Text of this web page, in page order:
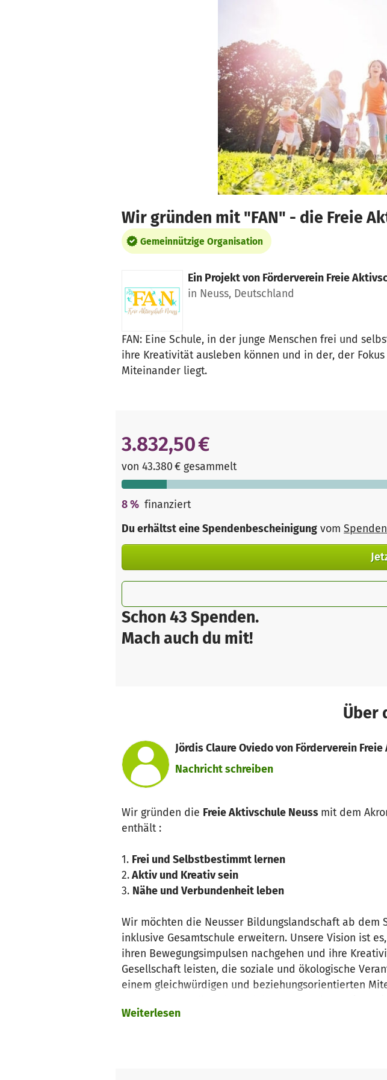
Wir gründen mit "FAN" - die Freie
Gemeinnützige Organisation
Ein Projekt von Förderverein Freie
in Neuss, Deutschland
FAN: Eine Schule, in der junge Menschen frei und
ihre Kreativität ausleben können und in der, der
Miteinander liegt.
Schon 43 Spenden.
Mach auch du mit!
3.832,50 €
von 43.380 € gesammelt
8% finanziert
Du erhältst eine Spendenbescheinigung vom
Über
Jördis Claure Oviedo von Förderverein
Nachricht schreiben
Wir gründen die Freie Aktivschule Neuss mit dem
enthält :
1. Frei und Selbstbestimmt lernen
2.Aktiv und Kreativ sein
3. Nähe und Verbundenheit leben
Wir möchten die Neusser Bildungslandschaft ab
inklusive Gesamtschule erweitern. Unsere Vision ist
ihren Bewegungsimpulsen nachgehen und ihre
Gesellschaft leisten, die soziale und ökologische
einem gleichwürdigen und beziehungsorientierten
einer vorbereiteten Lernumgebung mit u.a.
Zum Erhalt des intrinsisch motiviertem Lernen, der
Weiterlesen